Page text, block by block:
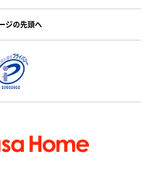
ジの先頭へ